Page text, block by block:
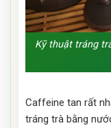
Kỹ thuật tráng
Caffeine tan rất
tráng trà bằng